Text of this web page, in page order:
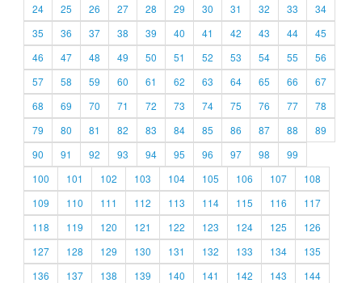
24
25 26 27 28 29 30 31 32 33
34
35
36 37 38 39 40 41 42 43 44
45
46
47 48 49 50 51 52 53 54 55
56
57
58 59 60 61 62 63 64 65 66
67
68
69 70 71 72 73 74 75 76 77
78
79
80 81 82 83 84 85 86 87 88
89
90
91 92 93 94 95 96 97 98
99
100
101 102 103 104 105 106 107
108
109
110 111 112 113 114 115 116
117
118
119 120 121 122 123 124 125
126
127
128 129 130 131 132 133 134
135
136
137 138 139 140 141 142 143
144